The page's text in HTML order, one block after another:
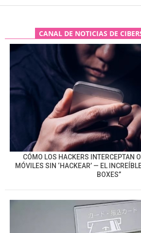
CANAL DE NOTICIAS DE
CÓMO LOS HACKERS INTERCEPTAN
MÓVILES SIN ‘HACKEAR’ — EL
BOXES”